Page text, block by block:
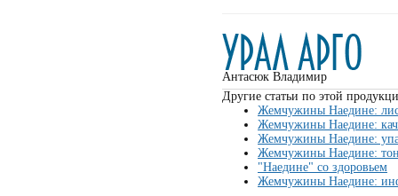
Антасюк Владимир
Другие статьи по этой
Жемчужины Наедине:
Жемчужины Наедине:
Жемчужины Наедине:
Жемчужины Наедине:
"Наедине" со здоровьем
Жемчужины Наедине: